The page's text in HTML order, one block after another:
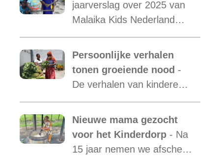
jaarverslag over 2025 van
Malaika Kids Nederland
met daarin opgenomen het
verslag van de activiteiten
van Malaika Kids Tanzania
is uit.
Persoonlijke verhalen
tonen groeiende nood -
De verhalen van kinderen
laten zien hoe essentieel
onze ondersteuning is,
terwijl de vraag blijft
toenemen.
Nieuwe mama gezocht
voor het Kinderdorp - Na
15 jaar nemen we afscheid